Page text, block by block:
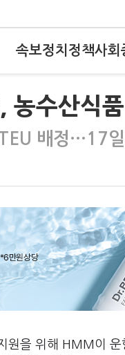
속보정치 정책사회
수산식
배정…17
원을 위해 HMM이